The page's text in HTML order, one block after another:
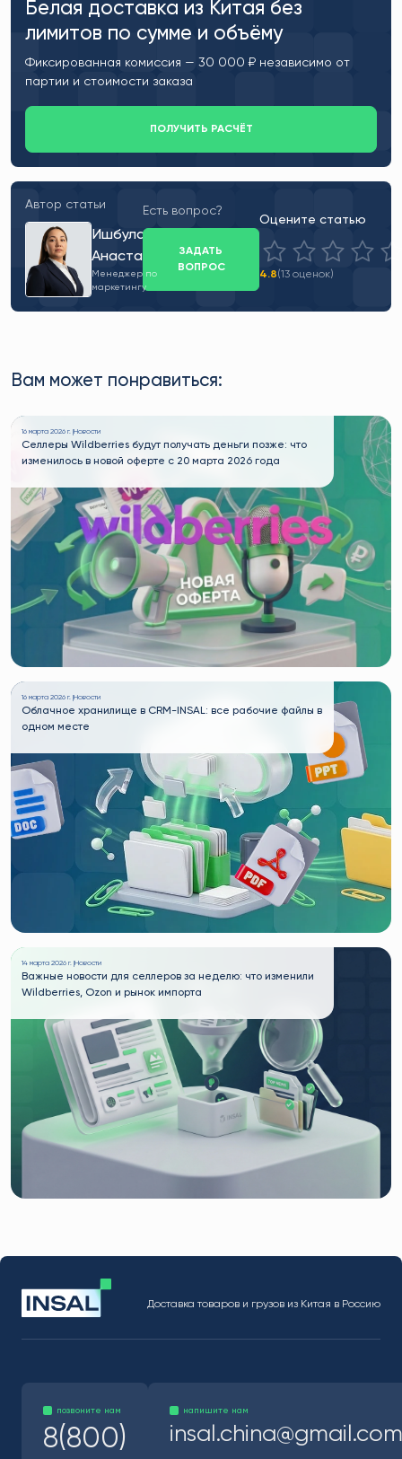
Белая доставка из Китая без
лимитов по сумме и объёму
Фиксированная комиссия — 30 000 ₽ независимо от
партии и стоимости заказа
ПОЛУЧИТЬ РАСЧЁТ
Автор статьи
Ишбулатова
Анастасия
Менеджер по
маркетингу
Есть вопрос?
ЗАДАТЬ
ВОПРОС
Оцените статью
4.8(13 оценок)
Вам может понравиться:
16 марта 2026 г. | Новости
Селлеры Wildberries будут получать деньги позже: что
изменилось в новой оферте с 20 марта 2026 года
16 марта 2026 г. | Новости
Облачное хранилище в CRM-INSAL: все рабочие файлы в
одном месте
14 марта 2026 г. | Новости
Важные новости для селлеров за неделю: что изменили
Wildberries, Ozon и рынок импорта
Доставка товаров и грузов из Китая в Россию
позвоните нам
8(800)
напишите нам
insal.china@gmail.com